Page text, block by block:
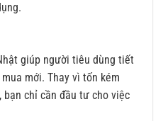
giúp người tiêu dùng tiết
mới. Thay vì tốn kém
chỉ cần đầu tư cho việc